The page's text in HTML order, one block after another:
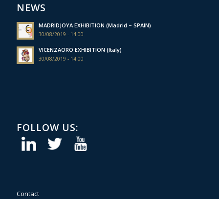
NEWS
MADRIDJOYA EXHIBITION (Madrid – SPAIN)
30/08/2019 - 14:00
VICENZAORO EXHIBITION (Italy)
30/08/2019 - 14:00
FOLLOW US:
Contact